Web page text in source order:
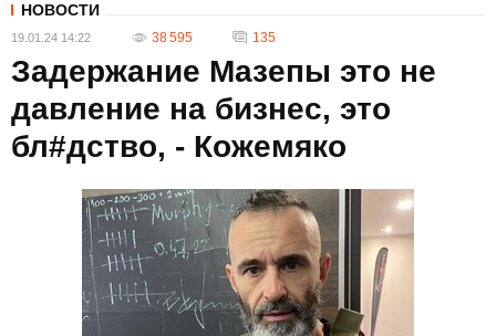
НОВОСТИ
19.01.24 14:22 38 595 135
Задержание Мазепы это не
давление на бизнес, это
бл#дство, - Кожемяко